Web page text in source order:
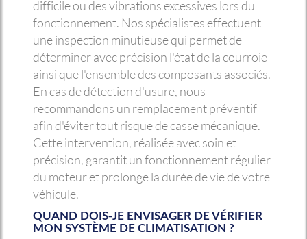
difficile ou des vibrations excessives lors du
fonctionnement. Nos spécialistes effectuent
une inspection minutieuse qui permet de
déterminer avec précision l'état de la courroie
ainsi que l'ensemble des composants associés.
En cas de détection d'usure, nous
recommandons un remplacement préventif
afin d'éviter tout risque de casse mécanique.
Cette intervention, réalisée avec soin et
précision, garantit un fonctionnement régulier
du moteur et prolonge la durée de vie de votre
véhicule.
QUAND DOIS-JE ENVISAGER DE VÉRIFIER
MON SYSTÈME DE CLIMATISATION ?